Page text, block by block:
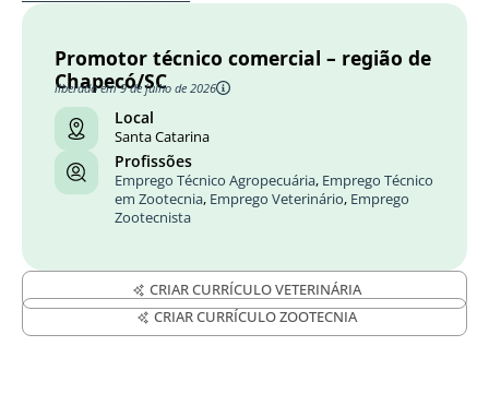
Promotor técnico comercial – região de
Chapecó/SC
liberado em 9 de julho de 2026
Local
Santa Catarina
Profissões
Emprego Técnico Agropecuária, Emprego Técnico
em Zootecnia, Emprego Veterinário, Emprego
Zootecnista
CRIAR CURRÍCULO VETERINÁRIA
CRIAR CURRÍCULO ZOOTECNIA